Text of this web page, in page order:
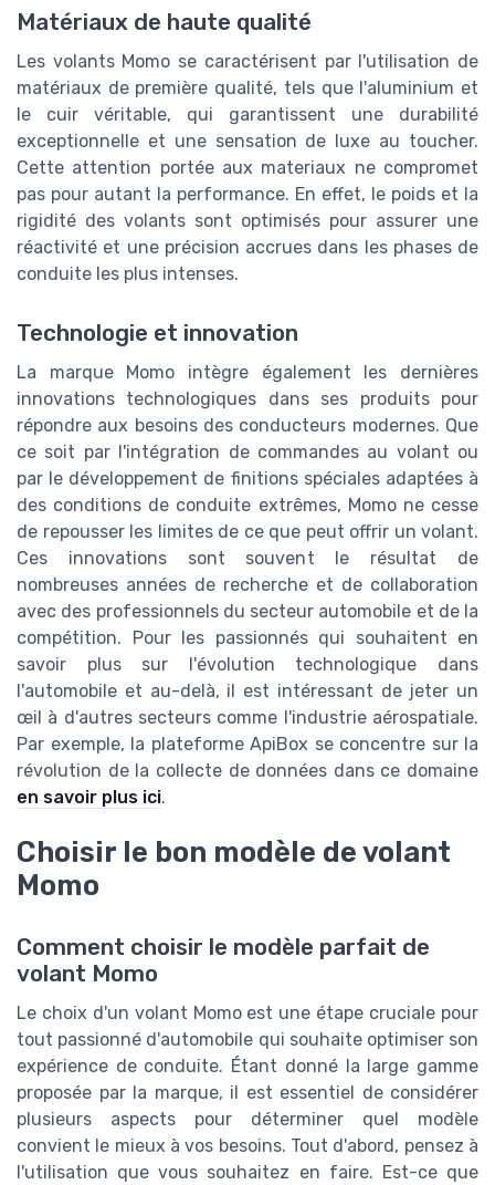
Matériaux de haute qualité
Les volants Momo se caractérisent par l'utilisation de
matériaux de première qualité, tels que l'aluminium et
le cuir véritable, qui garantissent une durabilité
exceptionnelle et une sensation de luxe au toucher.
Cette attention portée aux materiaux ne compromet
pas pour autant la performance. En effet, le poids et la
rigidité des volants sont optimisés pour assurer une
réactivité et une précision accrues dans les phases de
conduite les plus intenses.
Technologie et innovation
La marque Momo intègre également les dernières
innovations technologiques dans ses produits pour
répondre aux besoins des conducteurs modernes. Que
ce soit par l'intégration de commandes au volant ou
par le développement de finitions spéciales adaptées à
des conditions de conduite extrêmes, Momo ne cesse
de repousser les limites de ce que peut offrir un volant.
Ces innovations sont souvent le résultat de
nombreuses années de recherche et de collaboration
avec des professionnels du secteur automobile et de la
compétition. Pour les passionnés qui souhaitent en
savoir plus sur l'évolution technologique dans
l'automobile et au-delà, il est intéressant de jeter un
œil à d'autres secteurs comme l'industrie aérospatiale.
Par exemple, la plateforme ApiBox se concentre sur la
révolution de la collecte de données dans ce domaine
en savoir plus ici.
Choisir le bon modèle de volant
Momo
Comment choisir le modèle parfait de
volant Momo
Le choix d'un volant Momo est une étape cruciale pour
tout passionné d'automobile qui souhaite optimiser son
expérience de conduite. Étant donné la large gamme
proposée par la marque, il est essentiel de considérer
plusieurs aspects pour déterminer quel modèle
convient le mieux à vos besoins. Tout d'abord, pensez à
l'utilisation que vous souhaitez en faire. Est-ce que